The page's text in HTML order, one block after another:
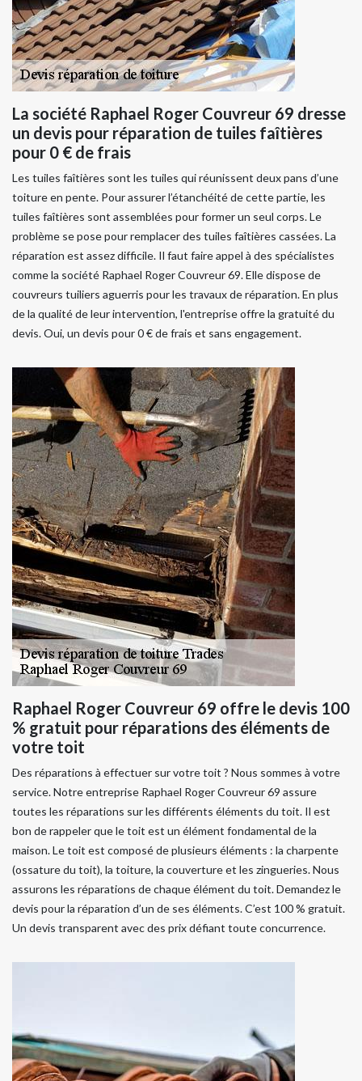
La société Raphael Roger Couvreur 69 dresse
un devis pour réparation de tuiles faîtières
pour 0 € de frais
Les tuiles faîtières sont les tuiles qui réunissent deux pans d’une
toiture en pente. Pour assurer l’étanchéité de cette partie, les
tuiles faîtières sont assemblées pour former un seul corps. Le
problème se pose pour remplacer des tuiles faîtières cassées. La
réparation est assez difficile. Il faut faire appel à des spécialistes
comme la société Raphael Roger Couvreur 69. Elle dispose de
couvreurs tuiliers aguerris pour les travaux de réparation. En plus
de la qualité de leur intervention, l'entreprise offre la gratuité du
devis. Oui, un devis pour 0 € de frais et sans engagement.
Raphael Roger Couvreur 69 offre le devis 100
% gratuit pour réparations des éléments de
votre toit
Des réparations à effectuer sur votre toit ? Nous sommes à votre
service. Notre entreprise Raphael Roger Couvreur 69 assure
toutes les réparations sur les différents éléments du toit. Il est
bon de rappeler que le toit est un élément fondamental de la
maison. Le toit est composé de plusieurs éléments : la charpente
(ossature du toit), la toiture, la couverture et les zingueries. Nous
assurons les réparations de chaque élément du toit. Demandez le
devis pour la réparation d’un de ses éléments. C’est 100 % gratuit.
Un devis transparent avec des prix défiant toute concurrence.